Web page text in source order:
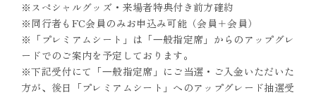
※スペシャルグッズ・来場者特典付き前方確約
※同行者もFC会員のみお申込み可能（会員＋会員）
※「プレミアムシート」は「⼀般指定席」からのアップグレ
ードでのご案内を予定しております。
※下記受付にて「⼀般指定席」にご当選・ご入金いただいた
方が、後日「プレミアムシート」へのアップグレード抽選受